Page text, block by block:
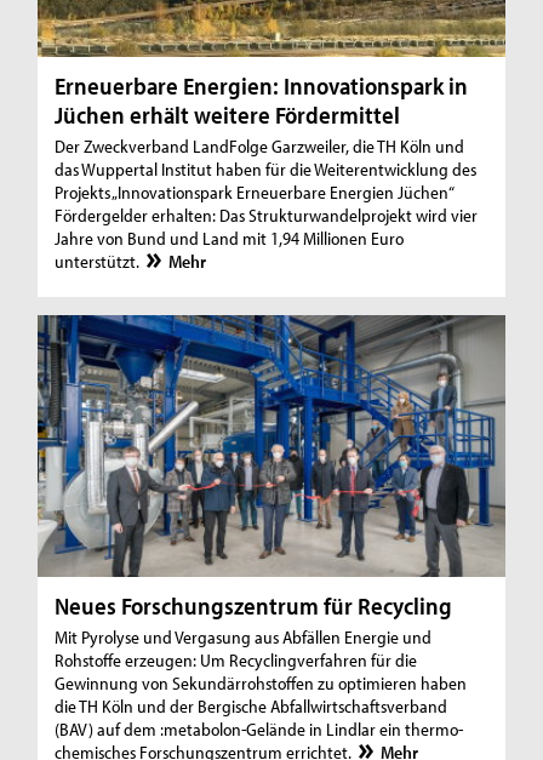
Erneuerbare Energien: Innovationspark in
Jüchen erhält weitere Fördermittel
Der Zweckverband LandFolge Garzweiler, die TH Köln und
das Wuppertal Institut haben für die Weiterentwicklung des
Projekts „Innovationspark Erneuerbare Energien Jüchen“
Fördergelder erhalten: Das Strukturwandelprojekt wird vier
Jahre von Bund und Land mit 1,94 Millionen Euro
unterstützt.
Mehr
Neues Forschungszentrum für Recycling
Mit Pyrolyse und Vergasung aus Abfällen Energie und
Rohstoffe erzeugen: Um Recyclingverfahren für die
Gewinnung von Sekundärrohstoffen zu optimieren haben
die TH Köln und der Bergische Abfallwirtschaftsverband
(BAV) auf dem :metabolon-Gelände in Lindlar ein thermo-
chemisches Forschungszentrum errichtet.
Mehr